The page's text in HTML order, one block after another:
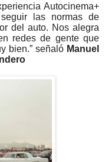
Autocinema+
las normas de
del auto. Nos alegra
redes de gente que
bien.” señaló Manuel